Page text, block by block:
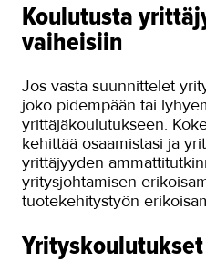
Puhtaus, kotityö
Sisustaminen ja
Sosiaali- ja
Sähköala
Talotekniikka ja
Koulutusta
vaiheisiin
Jos vasta suunnittelet
joko pidempään tai
yrittäjäkoulutukseen.
kehittää osaamistasi ja
yrittäjyyden
yritysjohtamisen
tuotekehitystyön